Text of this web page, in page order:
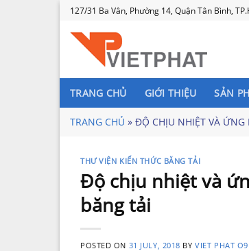
Skip
content
127/31 Ba Vân, Phường 14, Quận Tân Bình,
TRANG CHỦ GIỚI THIỆU SẢN
TRANG CHỦ » ĐỘ CHỊU NHIỆT VÀ ỨNG
THƯ VIỆN KIẾN THỨC BĂNG TẢI
Độ chịu nhiệt và
băng tải
POSTED ON 31 JULY, 2018 BYVIET PHAT